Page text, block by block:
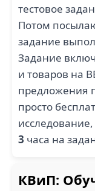
тестовое
Потом
задание
Задание
и товаров на
предложения
просто
3 часа на
КВиП: